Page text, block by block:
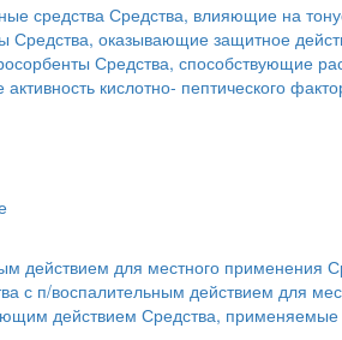
средства Средства, влияющие на
Средства, оказывающие защитное
Средства, способствующие
кислотно- пептического
действием для местного применения
с п/воспалительным действием для
действием Средства, применяемые